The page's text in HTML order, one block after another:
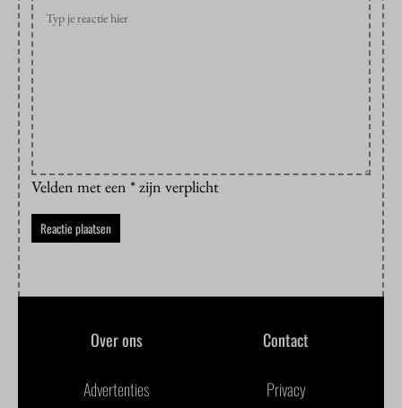
Velden met een * zijn verplicht
Over ons Contact
Advertenties Privacy